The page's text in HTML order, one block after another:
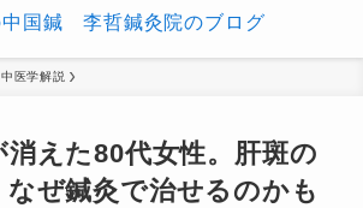
医学解説
消えた80代女性。肝斑の
なぜ鍼灸で治せるのかも